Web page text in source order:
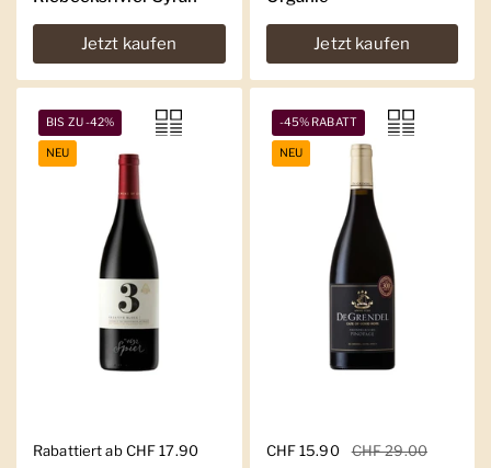
Jetzt kaufen Jetzt kaufen
Regulärer Preis
Rabattiert ab CHF 17.90
BIS ZU -42%
NEU
Regulärer Preis
CHF 15.90 Sale-Preis
CHF 29.00
-45% RABATT
NEU